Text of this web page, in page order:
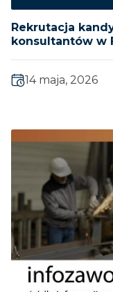
Rekrutacja
konsultantów w
14 maja, 2026